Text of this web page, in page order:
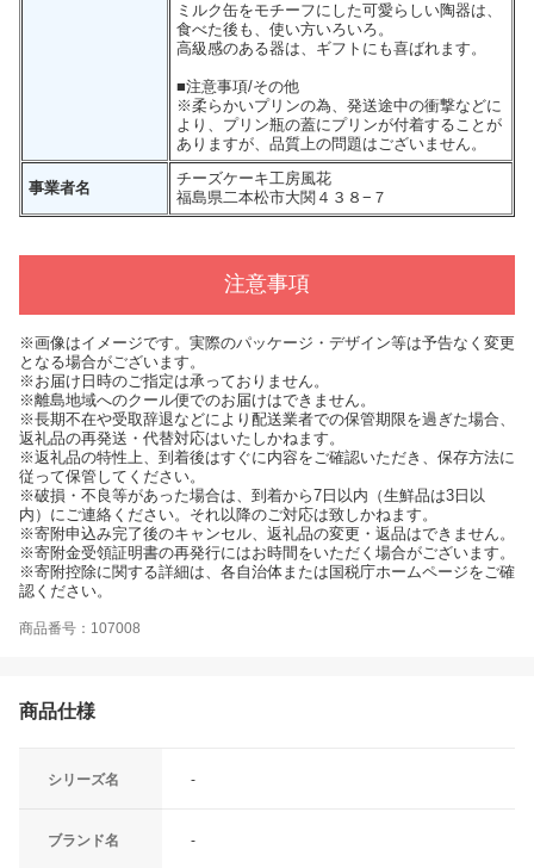
ミルク缶をモチーフにした可愛らしい陶器は、
食べた後も、使い方いろいろ。
高級感のある器は、ギフトにも喜ばれます。
■注意事項/その他
※柔らかいプリンの為、発送途中の衝撃などに
より、プリン瓶の蓋にプリンが付着することが
ありますが、品質上の問題はございません。
事業者名
チーズケーキ工房風花
福島県二本松市大関４３８−７
注意事項
※画像はイメージです。実際のパッケージ・デザイン等は予告なく変更
となる場合がございます。
※お届け日時のご指定は承っておりません。
※離島地域へのクール便でのお届けはできません。
※長期不在や受取辞退などにより配送業者での保管期限を過ぎた場合、
返礼品の再発送・代替対応はいたしかねます。
※返礼品の特性上、到着後はすぐに内容をご確認いただき、保存方法に
従って保管してください。
※破損・不良等があった場合は、到着から7日以内（生鮮品は3日以
内）にご連絡ください。それ以降のご対応は致しかねます。
※寄附申込み完了後のキャンセル、返礼品の変更・返品はできません。
※寄附金受領証明書の再発行にはお時間をいただく場合がございます。
※寄附控除に関する詳細は、各自治体または国税庁ホームページをご確
認ください。
商品番号：107008
商品仕様
シリーズ名 -
ブランド名 -